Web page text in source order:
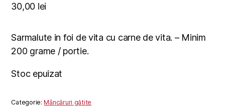
30,00 lei
Sarmalute in foi de vita cu carne de vita. – Minim
200 grame / portie.
Stoc epuizat
Categorie:Mâncăruri gătite